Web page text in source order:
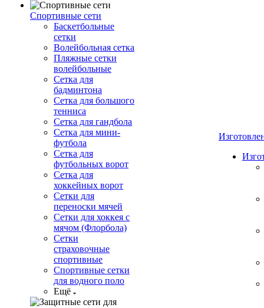
Спортивные сети
Баскетбольные
сетки
Волейбольная сетка
Пляжные сетки
волейбольные
Сетка для
бадминтона
Сетка для большого
тенниса
Сетка для гандбола
Сетка для мини-
футбола
Сетка для
футбольных ворот
Сетка для
хоккейных ворот
Сетки для
переноски мячей
Сетки для хоккея с
мячом (Флорбола)
Сетки
страховочные
спортивные
Спортивные сетки
для водного поло
Ещё